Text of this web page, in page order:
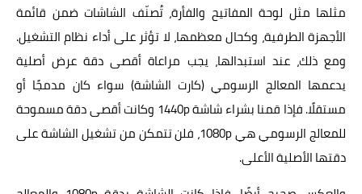
مثلها مثل لوحة المفاتيح والفأرة، تُصنّف الشاشات ضمن قائمة
الأجهزة الطرفية، وكحال معظمها، لا تؤثر على أداء نظام التشغيل.
ومع ذلك، عند استبدالها، يجب مراعاة أقصى دقة عرض أصلية
يدعمها المعالج الرسومي (كارت الشاشة) سواء كان مدمجًا أو
مستقلًا. فإذا قمنا بشراء شاشة 1440p وكانت أقصى دقة مسموحة
للمعالج الرسومي هي 1080p، فلن تتمكن من تشغيل الشاشة على
دقتها الأصلية الأعلى.